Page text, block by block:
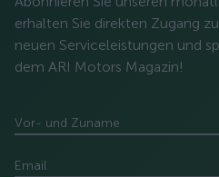
erhalten Sie direkten Zugang
neuen Serviceleistungen und
dem ARI Motors Magazin!
Vor- und Zuname
Email